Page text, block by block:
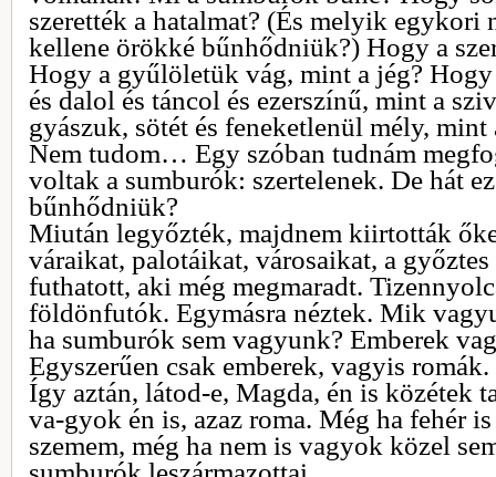
szerették a hatalmat? (És melyik egykori
kellene örökké bűnhődniük?) Hogy a
Hogy a gyűlöletük vág, mint a jég?
és dalol és táncol és ezerszínű, mint a
gyászuk, sötét és feneketlenül mély,
Nem tudom… Egy szóban tudnám
voltak a sumburók: szertelenek. De hát
bűnhődniük?
Miután legyőzték, majdnem kiirtották
váraikat, palotáikat, városaikat, a
futhatott, aki még megmaradt.
földönfutók. Egymásra néztek. Mik
ha sumburók sem vagyunk? Emberek
Egyszerűen csak emberek, vagyis romák.
Így aztán, látod-e, Magda, én is közétek
va-gyok én is, azaz roma. Még ha fehér
szemem, még ha nem is vagyok közel